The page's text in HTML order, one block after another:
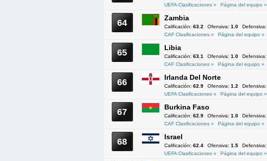
UEFA Clasificaciones »
Página del equipo »
64 Zambia
Calificación: 63.2 Ofensiva: 1.0 Defensiva:
CAF Clasificaciones »
Página del equipo »
65 Libia
Calificación: 63.1 Ofensiva: 1.0 Defensiva:
CAF Clasificaciones »
Página del equipo »
66 Irlanda Del Norte
Calificación: 62.9 Ofensiva: 1.2 Defensiva:
UEFA Clasificaciones »
Página del equipo »
67 Burkina Faso
Calificación: 62.9 Ofensiva: 1.0 Defensiva:
CAF Clasificaciones »
Página del equipo »
68 Israel
Calificación: 62.4 Ofensiva: 1.5 Defensiva:
UEFA Clasificaciones »
Página del equipo »